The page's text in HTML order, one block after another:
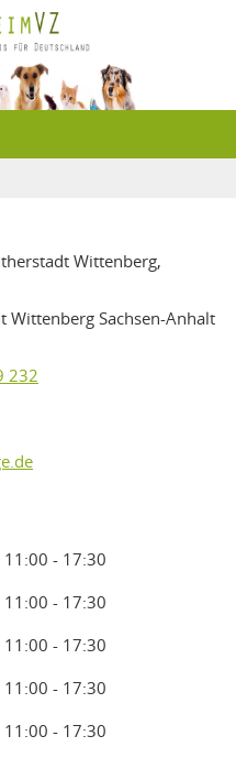
Wittenberg,
Wittenberg Sachsen-Anhalt
232
11:00 - 17:30
11:00 - 17:30
11:00 - 17:30
11:00 - 17:30
11:00 - 17:30